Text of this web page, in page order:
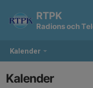
Kalender
RTPK
Radions och
Kalender